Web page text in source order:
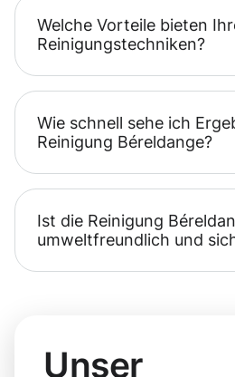
Welche Vorteile bieten
Reinigungstechniken?
Wie schnell sehe ich
Reinigung Béreldange?
Ist die Reinigung
umweltfreundlich und
Unser